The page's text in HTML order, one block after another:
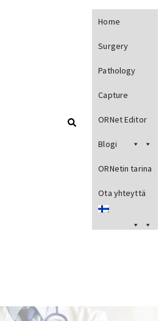
Home
Surgery
Pathology
Capture
ORNet Editor
Blogi
ORNetin tarina
Ota yhteyttä